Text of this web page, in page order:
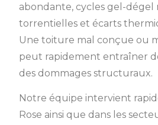
abondante, cycles gel-dégel
torrentielles et écarts
Une toiture mal conçue ou
peut rapidement entraîner
des dommages structuraux.
Notre équipe intervient
Rose ainsi que dans les